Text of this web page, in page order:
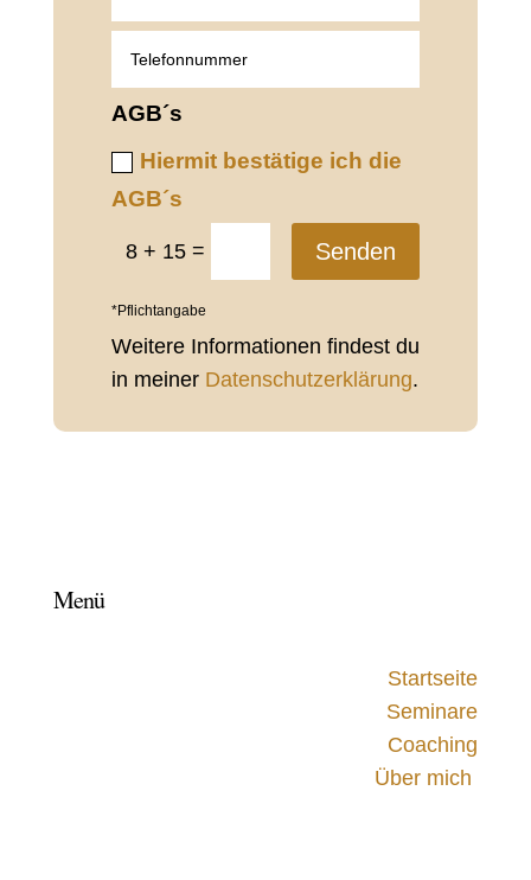
AGB´s
Hiermit bestätige ich die
AGB´s
8 + 15 = Senden
*Pflichtangabe
Weitere Informationen findest du
in meiner Datenschutzerklärung.
Menü
Startseite
Seminare
Coaching
Über mich